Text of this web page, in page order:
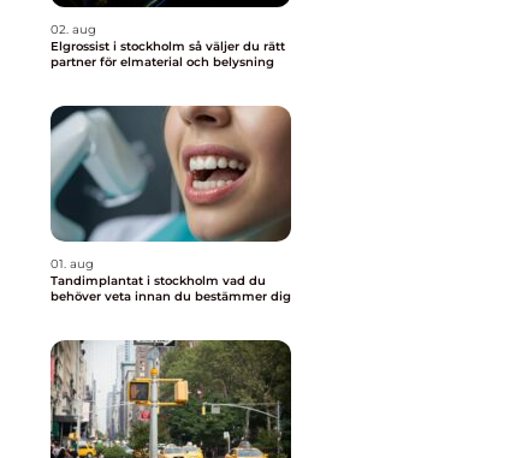
02. aug
Elgrossist i stockholm så väljer du rätt
partner för elmaterial och belysning
01. aug
Tandimplantat i stockholm vad du
behöver veta innan du bestämmer dig